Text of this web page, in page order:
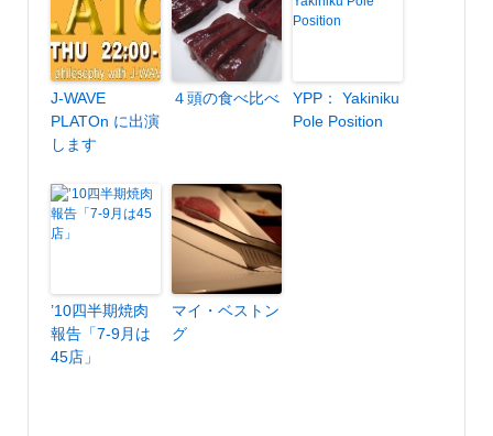
J-WAVE
PLATOn に出演
します
４頭の食べ比べ
YPP： Yakiniku
Pole Position
’10四半期焼肉
報告「7-9月は
45店」
マイ・ベストン
グ